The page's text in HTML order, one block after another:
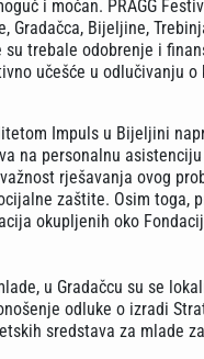
i moćan. PRAGG
Bijeljine,
trebale odobrenje i
učešće u odlučivanju
Impuls u Bijeljini
na personalnu
rješavanja ovog
zaštite. Osim toga,
okupljenih oko
u Gradačcu su se
odluke o izradi
sredstava za mlade